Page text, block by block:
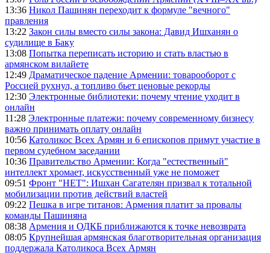
13:36 Никол Пашинян переходит к формуле "вечного"
правления
13:22 Закон силы вместо силы закона: Давид Ишханян о
судилище в Баку
13:08 Попытка переписать историю и стать властью в
армянском вилайете
12:49 Драматическое падение Армении: товарооборот с
Россией рухнул, а топливо бьет ценовые рекорды
12:30 Электронные библиотеки: почему чтение уходит в
онлайн
11:28 Электронные платежи: почему современному бизнесу
важно принимать оплату онлайн
10:56 Католикос Всех Армян и 6 епископов примут участие в
первом судебном заседании
10:36 Правительство Армении: Когда "естественный"
интеллект хромает, искусственный уже не поможет
09:51 Фронт "НЕТ": Ишхан Сагателян призвал к тотальной
мобилизации против действий властей
09:22 Пешка в игре титанов: Армения платит за провалы
команды Пашиняна
08:38 Армения и ОДКБ приближаются к точке невозврата
08:05 Крупнейшая армянская благотворительная организация
поддержала Католикоса Всех Армян